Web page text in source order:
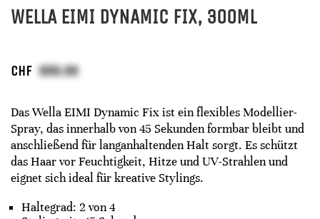
WELLA EIMI DYNAMIC FIX, 300ML
CHF
Das Wella EIMI Dynamic Fix ist ein flexibles Modellier-
Spray, das innerhalb von 45 Sekunden formbar bleibt und
anschließend für langanhaltenden Halt sorgt. Es schützt
das Haar vor Feuchtigkeit, Hitze und UV-Strahlen und
eignet sich ideal für kreative Stylings.​
Haltegrad: 2 von 4